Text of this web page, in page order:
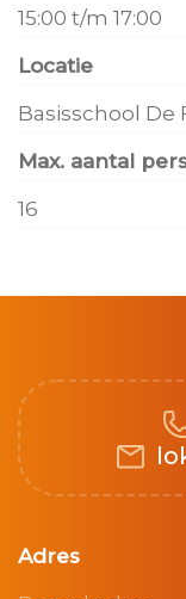
15:00 t/m 17:00
Locatie
Basisschool De
Max. aantal
16
Adres